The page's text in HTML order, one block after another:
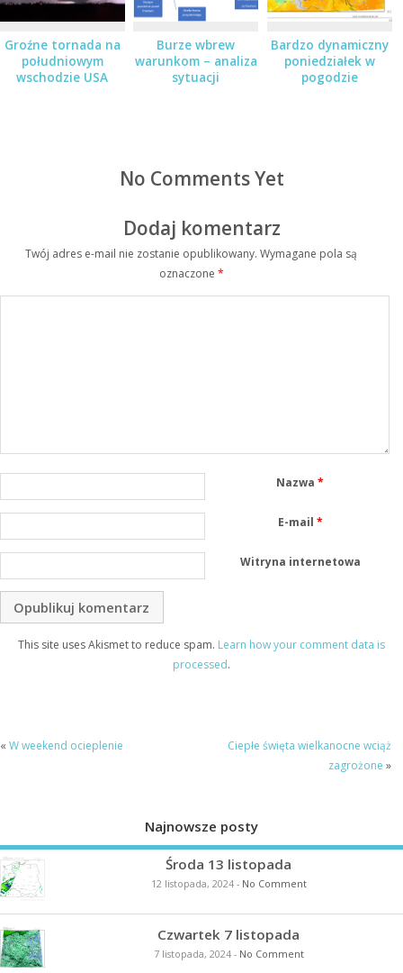
Groźne tornada na
południowym
wschodzie USA
Burze wbrew
warunkom – analiza
sytuacji
Bardzo dynamiczny
poniedziałek w
pogodzie
No Comments Yet
Dodaj komentarz
Twój adres e-mail nie zostanie opublikowany. Wymagane pola są
oznaczone *
Nazwa*
E-mail *
Witryna internetowa
This site uses Akismet to reduce spam. Learn how your comment data is
processed.
« W weekend ocieplenie
Ciepłe święta wielkanocne wciąż
zagrożone »
Najnowsze posty
Środa 13 listopada
12 listopada, 2024- No Comment
Czwartek 7 listopada
7 listopada, 2024- No Comment